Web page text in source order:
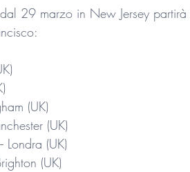
29 marzo in New Jersey
(UK)
(UK)
(UK)
(UK)